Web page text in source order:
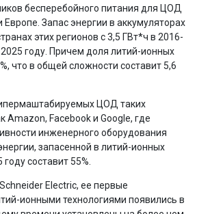
бесперебойного питания для ЦОД
Запас энергии в аккумуляторах
этих регионов с 3,5 ГВт*ч в 2016-
году. Причем доля литий-ионных
что в общей сложности составит 5,6
ЦОД таких
Amazon, Facebook и Google, где
инженерного оборудования
запасенной в литий-ионных
составит 55%.
Electric, ее первые
ионными технологиями появились в